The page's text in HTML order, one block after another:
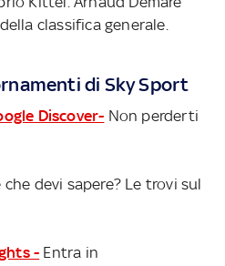
classifica generale.
di Sky Sport
Discover- Non perderti
devi sapere? Le trovi sul
- Entra in